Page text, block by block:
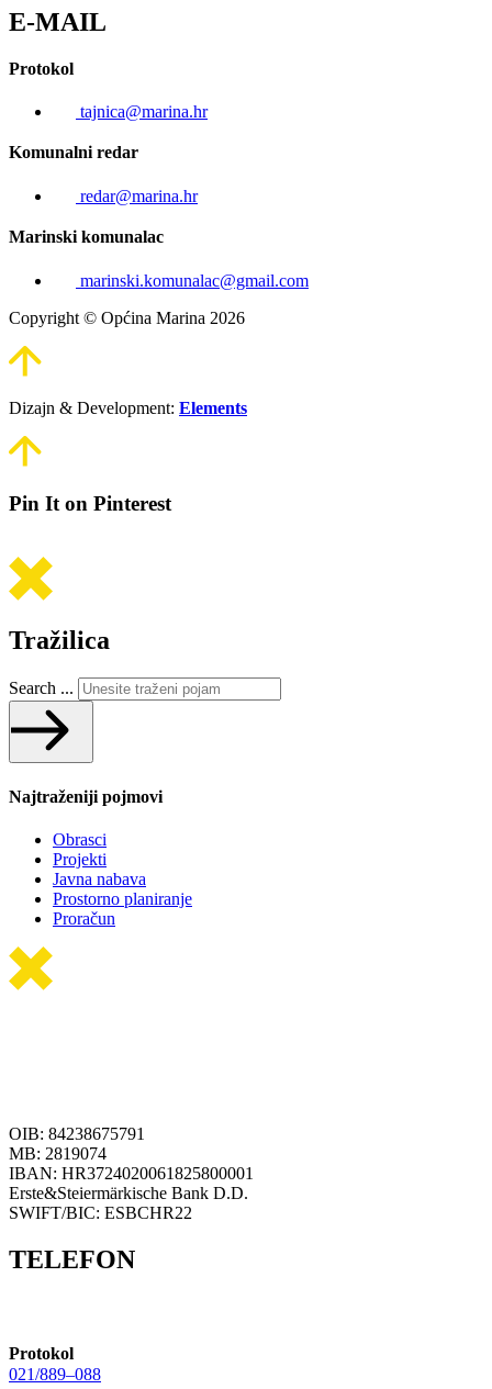
E-MAIL
Protokol
tajnica@marina.hr
Komunalni redar
redar@marina.hr
Marinski komunalac
marinski.komunalac@gmail.com
Copyright © Općina Marina 2026
Dizajn & Development: Elements
Pin It on Pinterest
Tražilica
Search ...
Najtraženiji pojmovi
Obrasci
Projekti
Javna nabava
Prostorno planiranje
Proračun
OIB: 84238675791
MB: 2819074
IBAN: HR3724020061825800001
Erste&Steiermärkische Bank D.D.
SWIFT/BIC: ESBCHR22
TELEFON
Protokol
021/889–088